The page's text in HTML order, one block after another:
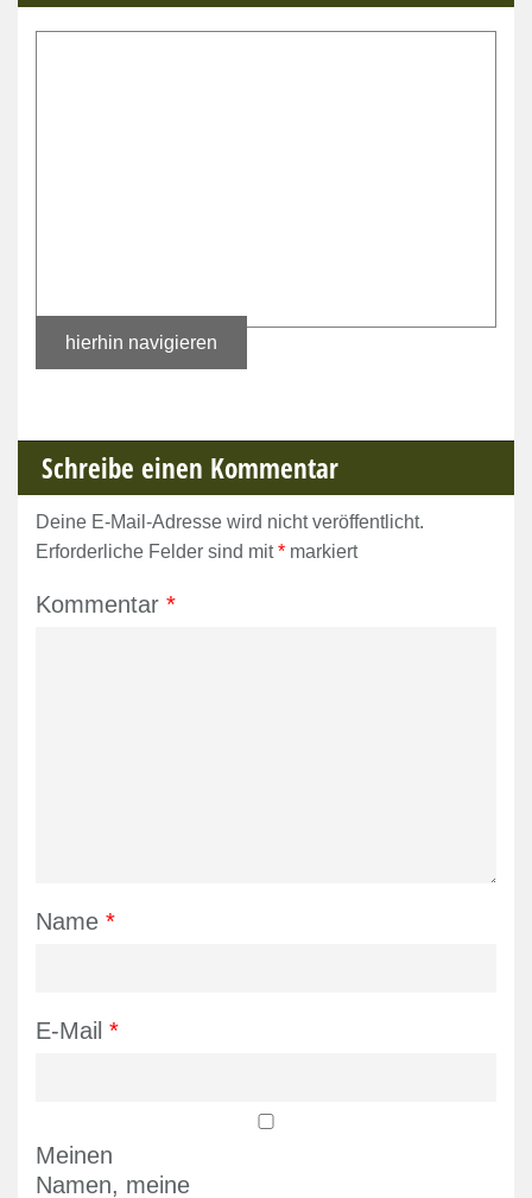
hierhin navigieren
Schreibe einen Kommentar
Deine E-Mail-Adresse wird nicht veröffentlicht.
Erforderliche Felder sind mit* markiert
Kommentar *
Name *
E-Mail *
Meinen
Namen, meine